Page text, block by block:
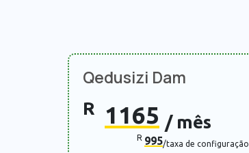
Qedusizi Dam
R 1165 / mês
R 995/taxa de configuração